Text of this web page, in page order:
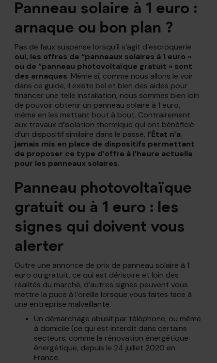
Panneau solaire à 1 euro :
arnaque ou bon plan ?
Pas de faux suspense lorsqu’il s’agit d’escroquerie :
oui, les offres de “panneaux solaires à 1 euro »
ou de “panneau photovoltaïque gratuit » sont
des arnaques. Même si, comme nous allons le voir
dans ce guide, il existe bel et bien des aides pour
financer une telle installation, nous sommes bien loin
de pouvoir obtenir un panneau solaire à 1 euro,
même en les mettant bout à bout. Contrairement
aux travaux d’isolation thermique qui ont bénéficié
d’un dispositif similaire dans le passé, l’État n’a
jamais mis en place de dispositifs permettant
de proposer ce type d’offre à l’heure actuelle
pour les panneaux solaires.
Panneau photovoltaïque
gratuit ou à 1 euro : les
signes qui doivent vous
alerter
Outre une annonce de prix de panneau solaire à 1
euro ou gratuit, ce qui est dérisoire et loin des
réalités du marché, d’autres signes peuvent vous
mettre la puce à l’oreille lorsque vous faites face à
une entreprise malveillante.
Un démarchage abusif par téléphone, ou même
à domicile (ce qui est interdit dans certains
secteurs, comme la rénovation énergétique
énergétique, depuis le 24 juillet 2020 en
France.